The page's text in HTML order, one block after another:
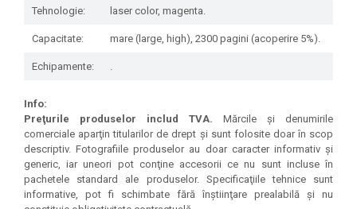
Tehnologie: laser color, magenta.
Capacitate: mare (large, high), 2300 pagini (acoperire 5%).
Echipamente: .
Info:
Preţurile produselor includ TVA. Mărcile şi denumirile
comerciale aparţin titularilor de drept şi sunt folosite doar în scop
descriptiv. Fotografiile produselor au doar caracter informativ şi
generic, iar uneori pot conţine accesorii ce nu sunt incluse în
pachetele standard ale produselor. Specificaţiile tehnice sunt
informative, pot fi schimbate fără înştiinţare prealabilă şi nu